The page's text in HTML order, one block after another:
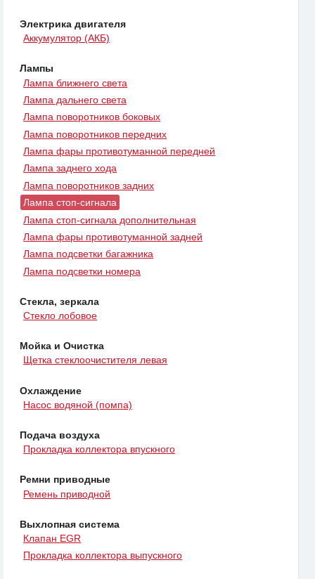
Электрика двигателя
Аккумулятор (АКБ)
Лампы
Лампа ближнего света
Лампа дальнего света
Лампа поворотников боковых
Лампа поворотников передних
Лампа фары противотуманной передней
Лампа заднего хода
Лампа поворотников задних
Лампа стоп-сигнала
Лампа стоп-сигнала дополнительная
Лампа фары противотуманной задней
Лампа подсветки багажника
Лампа подсветки номера
Стекла, зеркала
Стекло лобовое
Мойка и Очистка
Щетка стеклоочистителя левая
Охлаждение
Насос водяной (помпа)
Подача воздуха
Прокладка коллектора впускного
Ремни приводные
Ремень приводной
Выхлопная система
Клапан EGR
Прокладка коллектора выпускного